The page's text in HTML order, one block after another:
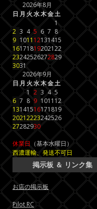
2026年8月
日月火水木金土
1
2 3 4 5 6 7 8
9 1011 12131415
16171819202122
23242526272829
3031
2026年9月
日月 火水木金土
1 2 3 4 5
6 7 8 9 1011 12
13141516171819
20212223242526
27282930
休業日 （基本水曜日）
西濃運輸、発送不可日
掲示板 ＆ リンク集
お店の掲示板
Pilot RC